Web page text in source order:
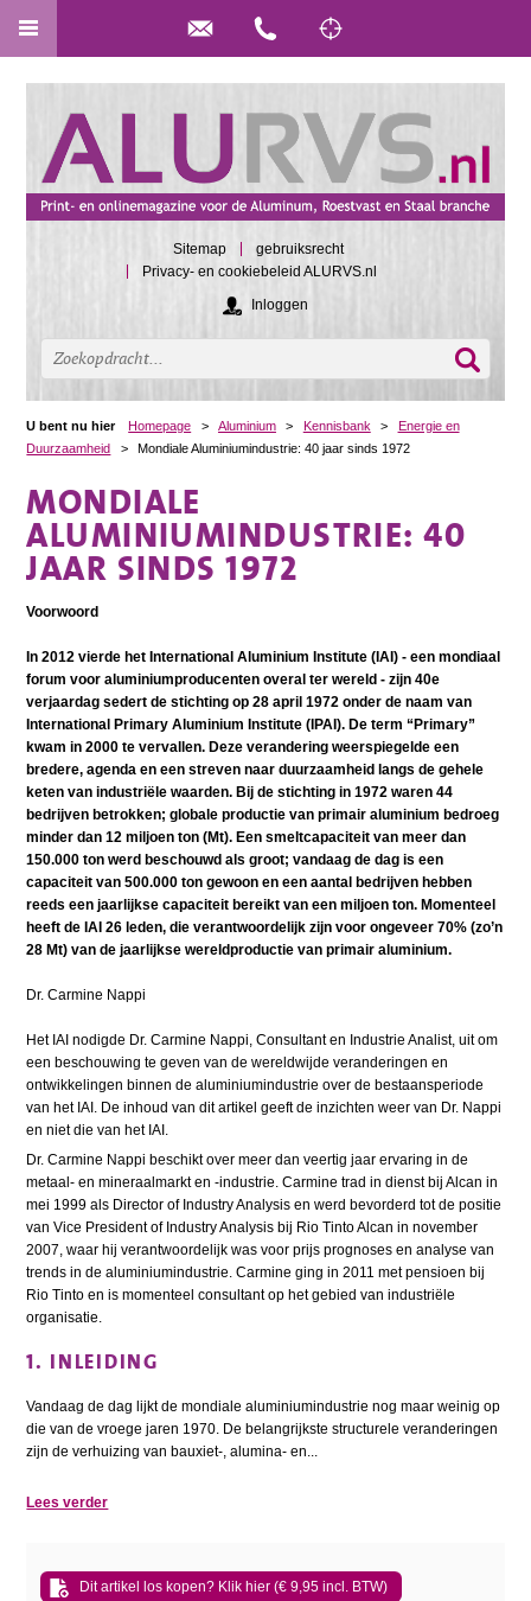
Sitemap
gebruiksrecht
Privacy- en cookiebeleid ALURVS.nl
Inloggen
U bent nu hier Homepage > Aluminium > Kennisbank >
Energie en
Duurzaamheid
> Mondiale Aluminiumindustrie: 40 jaar sinds 1972
MONDIALE
ALUMINIUMINDUSTRIE: 40
JAAR SINDS 1972
Voorwoord
In 2012 vierde het International Aluminium Institute (IAI) - een mondiaal
forum voor aluminiumproducenten overal ter wereld - zijn 40e
verjaardag sedert de stichting op 28 april 1972 onder de naam van
International Primary Aluminium Institute (IPAI). De term “Primary”
kwam in 2000 te vervallen. Deze verandering weerspiegelde een
bredere, agenda en een streven naar duurzaamheid langs de gehele
keten van industriële waarden. Bij de stichting in 1972 waren 44
bedrijven betrokken; globale productie van primair aluminium bedroeg
minder dan 12 miljoen ton (Mt). Een smeltcapaciteit van meer dan
150.000 ton werd beschouwd als groot; vandaag de dag is een
capaciteit van 500.000 ton gewoon en een aantal bedrijven hebben
reeds een jaarlijkse capaciteit bereikt van een miljoen ton. Momenteel
heeft de IAI 26 leden, die verantwoordelijk zijn voor ongeveer 70% (zo’n
28 Mt) van de jaarlijkse wereldproductie van primair aluminium.
Dr. Carmine Nappi
Het IAI nodigde Dr. Carmine Nappi, Consultant en Industrie Analist, uit om
een beschouwing te geven van de wereldwijde veranderingen en
ontwikkelingen binnen de aluminiumindustrie over de bestaansperiode
van het IAI. De inhoud van dit artikel geeft de inzichten weer van Dr. Nappi
en niet die van het IAI.
Dr. Carmine Nappi beschikt over meer dan veertig jaar ervaring in de
metaal- en mineraalmarkt en -industrie. Carmine trad in dienst bij Alcan in
mei 1999 als Director of Industry Analysis en werd bevorderd tot de positie
van Vice President of Industry Analysis bij Rio Tinto Alcan in november
2007, waar hij verantwoordelijk was voor prijs prognoses en analyse van
trends in de aluminiumindustrie. Carmine ging in 2011 met pensioen bij
Rio Tinto en is momenteel consultant op het gebied van industriële
organisatie.
1. INLEIDING
Vandaag de dag lijkt de mondiale aluminiumindustrie nog maar weinig op
die van de vroege jaren 1970. De belangrijkste structurele veranderingen
zijn de verhuizing van bauxiet-, alumina- en...
Lees verder
Dit artikel los kopen? Klik hier (€ 9,95 incl. BTW)